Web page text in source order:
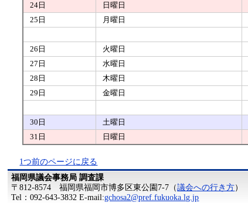
24日
日曜日
25日
月曜日
26日
火曜日
27日
水曜日
28日
木曜日
29日
金曜日
30日
土曜日
31日
日曜日
1つ前のページに戻る
福岡県議会事務局 調査課
〒812-8574 福岡県福岡市博多区東公園7-7（議会への行き方）
Tel：092-643-3832 E-mail:gchosa2@pref.fukuoka.lg.jp